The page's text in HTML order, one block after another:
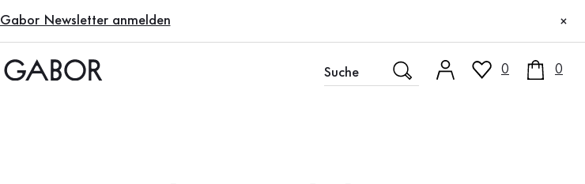
Gabor Newsletter anmelden ×
0 0